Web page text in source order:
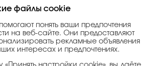
файлы cookie
понять ваши предпочтения
на веб-сайте. Они предоставляют
рекламные объявления
интересах и предпочтениях.